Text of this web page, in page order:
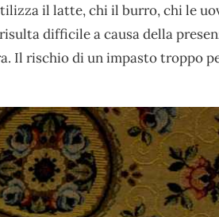
il latte, chi il burro, chi le
difficile a causa della
Il rischio di un impasto troppo